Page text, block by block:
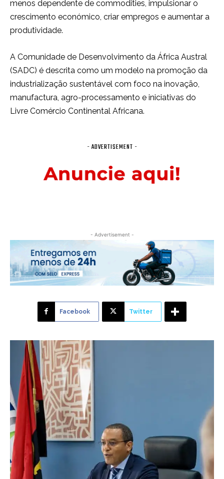
menos dependente de commodities, impulsionar o
crescimento económico, criar empregos e aumentar a
produtividade.
A Comunidade de Desenvolvimento da África Austral
(SADC) é descrita como um modelo na promoção da
industrialização sustentável com foco na inovação,
manufactura, agro-processamento e iniciativas do
Livre Comércio Continental Africana.
- ADVERTISEMENT -
- Advertisement -
Facebook Twitter